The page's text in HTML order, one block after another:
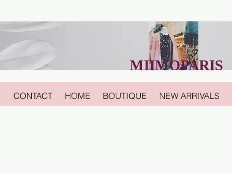
MIIMOPARIS
CONTACT HOME BOUTIQUE NEW ARRIVALS